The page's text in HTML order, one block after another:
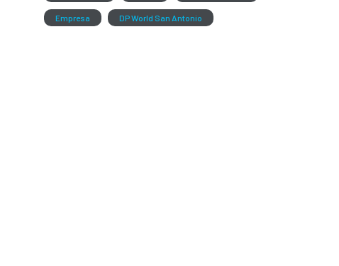
Empresa DP World San Antonio